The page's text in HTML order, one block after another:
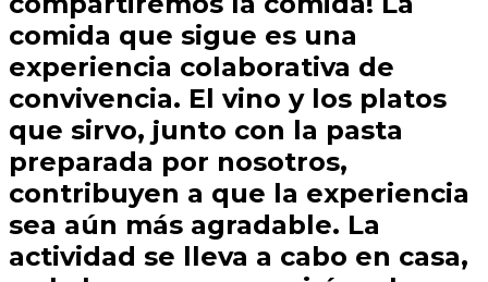
comida que sigue es una
experiencia colaborativa de
convivencia. El vino y los platos
que sirvo, junto con la pasta
preparada por nosotros,
contribuyen a que la experiencia
sea aún más agradable. La
actividad se lleva a cabo en casa,